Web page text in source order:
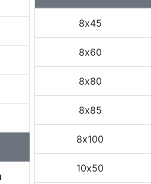
8х45
8х60
8х80
8х85
8х100
10х50